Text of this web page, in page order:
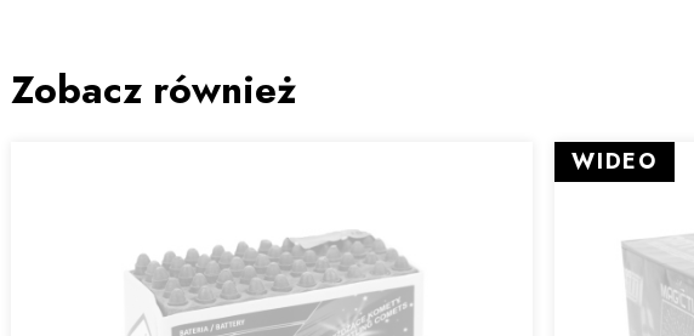
Zobacz również
WIDEO